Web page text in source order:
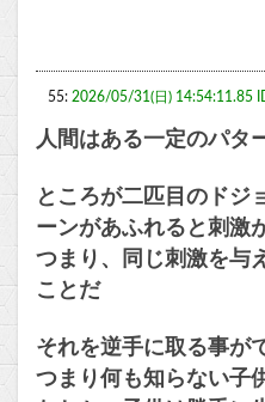
55: 2026/05/31(日) 14:54:11.85
人間はある一定のパタ
ところが二匹目のドジ
ーンがあふれると刺激
つまり、同じ刺激を与
ことだ
それを逆手に取る事が
つまり何も知らない子